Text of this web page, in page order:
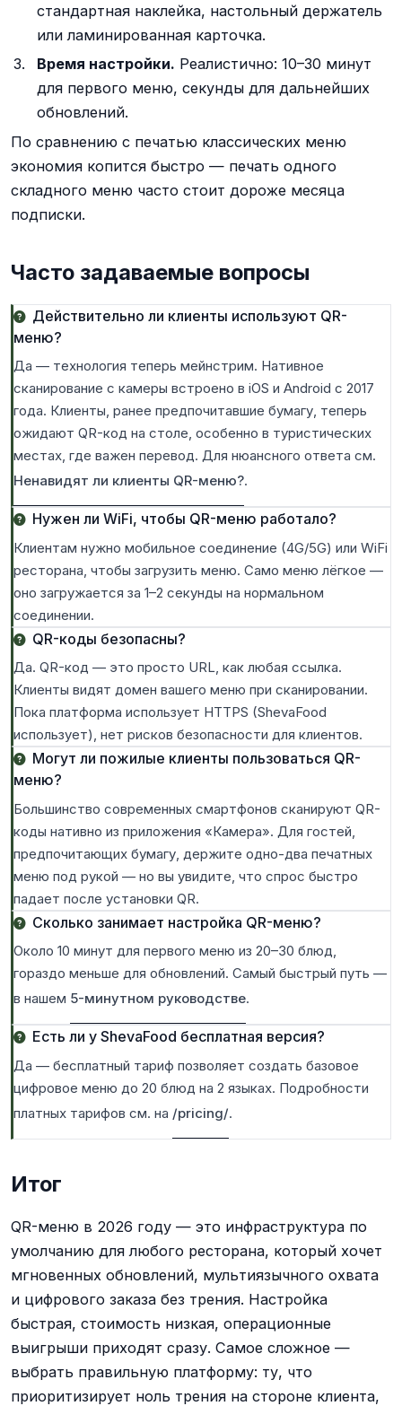
стандартная наклейка, настольный держатель
или ламинированная карточка.
Время настройки. Реалистично: 10–30 минут
для первого меню, секунды для дальнейших
обновлений.
По сравнению с печатью классических меню
экономия копится быстро — печать одного
складного меню часто стоит дороже месяца
подписки.
Часто задаваемые вопросы
Действительно ли клиенты используют QR-
меню?
Да — технология теперь мейнстрим. Нативное
сканирование с камеры встроено в iOS и Android с 2017
года. Клиенты, ранее предпочитавшие бумагу, теперь
ожидают QR-код на столе, особенно в туристических
местах, где важен перевод. Для нюансного ответа см.
Ненавидят ли клиенты QR-меню?.
Нужен ли WiFi, чтобы QR-меню работало?
Клиентам нужно мобильное соединение (4G/5G) или WiFi
ресторана, чтобы загрузить меню. Само меню лёгкое —
оно загружается за 1–2 секунды на нормальном
соединении.
QR-коды безопасны?
Да. QR-код — это просто URL, как любая ссылка.
Клиенты видят домен вашего меню при сканировании.
Пока платформа использует HTTPS (ShevaFood
использует), нет рисков безопасности для клиентов.
Могут ли пожилые клиенты пользоваться QR-
меню?
Большинство современных смартфонов сканируют QR-
коды нативно из приложения «Камера». Для гостей,
предпочитающих бумагу, держите одно-два печатных
меню под рукой — но вы увидите, что спрос быстро
падает после установки QR.
Сколько занимает настройка QR-меню?
Около 10 минут для первого меню из 20–30 блюд,
гораздо меньше для обновлений. Самый быстрый путь —
в нашем 5-минутном руководстве.
Есть ли у ShevaFood бесплатная версия?
Да — бесплатный тариф позволяет создать базовое
цифровое меню до 20 блюд на 2 языках. Подробности
платных тарифов см. на /pricing/.
Итог
QR-меню в 2026 году — это инфраструктура по
умолчанию для любого ресторана, который хочет
мгновенных обновлений, мультиязычного охвата
и цифрового заказа без трения. Настройка
быстрая, стоимость низкая, операционные
выигрыши приходят сразу. Самое сложное —
выбрать правильную платформу: ту, что
приоритизирует ноль трения на стороне клиента,